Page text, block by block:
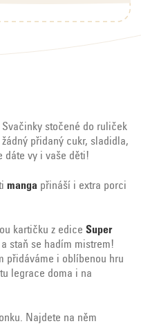
stočené do ruliček
přidaný cukr, sladidla,
dáte vy i vaše děti!
manga přináší i extra porci
kartičku z edice Super
staň se hadím mistrem!
přidáváme i oblíbenou hru
legrace doma i na
Najdete na něm